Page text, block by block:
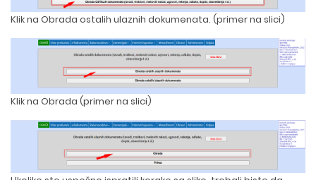
Klik na Obrada ostalih ulaznih dokumenata. (primer na slici)
Klik na Obrada (primer na slici)